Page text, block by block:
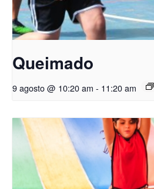
Queimado
9 agosto @ 10:20 am - 11:20 am